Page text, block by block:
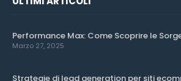
Performance Max: Come Scoprire le
Marzo 27, 2025
Strategie di lead generation per siti